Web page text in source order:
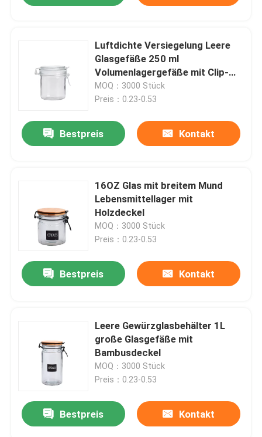
Luftdichte Versiegelung Leere
Glasgefäße 250 ml
Volumenlagergefäße mit Clip-
Deckel
MOQ：3000 Stück
Preis：0.23-0.53
Bestpreis Kontakt
16OZ Glas mit breitem Mund
Lebensmittellager mit
Holzdeckel
MOQ：3000 Stück
Preis：0.23-0.53
Bestpreis Kontakt
Leere Gewürzglasbehälter 1L
große Glasgefäße mit
Bambusdeckel
MOQ：3000 Stück
Preis：0.23-0.53
Bestpreis Kontakt